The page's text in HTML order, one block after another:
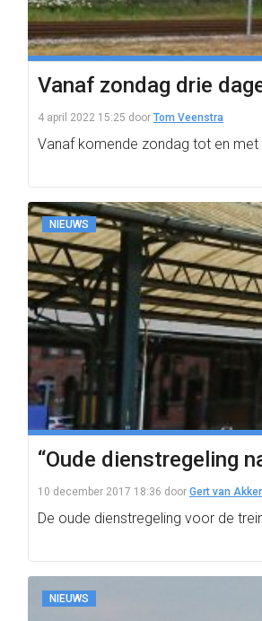
Vanaf zondag drie
4 april 2022 15:25 door Tom Veenstra
Vanaf komende zondag tot en met
NIEUWS
“Oude dienstregeling
10 december 2017 18:36 door Gert van
De oude dienstregeling voor de
NIEUWS